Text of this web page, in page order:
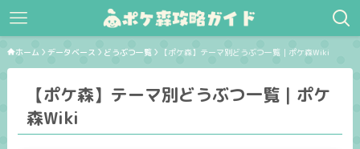
ホーム データベース どうぶつ一覧 【ポケ森】テーマ別どうぶつ一覧｜ポケ森Wiki
【ポケ森】テーマ別どうぶつ一覧｜ポケ
森Wiki